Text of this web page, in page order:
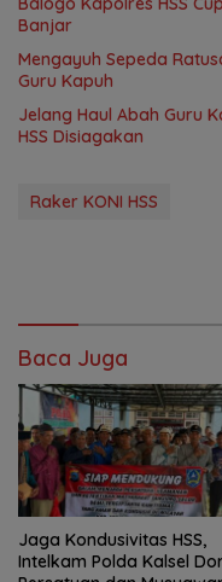
Banjar
Mengayuh Sepeda
Guru Kapuh
Jelang Haul Abah Guru
HSS Disiagakan
Raker KONI HSS
Baca Juga
Jaga Kondusivitas HSS,
Intelkam Polda Kalsel